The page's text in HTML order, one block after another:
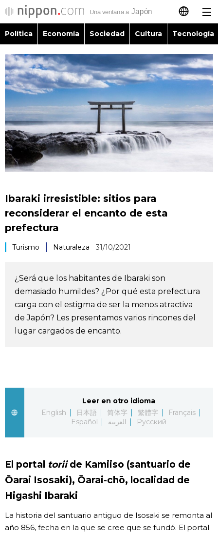
日本語
English
简体字
繁體字
Français
Política
Economía
Sociedad
Tecnología
Vida
Vídeos e imágenes
En profundidad
Fragmentos de Japón
Blog
Tokio
Política Economía Sociedad Cultura Tecnología
Ibaraki irresistible: sitios para
reconsiderar el encanto de esta
prefectura
Turismo Naturaleza 31/10/2021
¿Será que los habitantes de Ibaraki son
demasiado humildes? ¿Por qué esta prefectura
carga con el estigma de ser la menos atractiva
de Japón? Les presentamos varios rincones del
lugar cargados de encanto.
Leer en otro idioma
English
日本語 简体字 繁體字
Français
Español
العربية Русский
El portal toriide Kamiiso (santuario de
Ōarai Isosaki), Ōarai-chō, localidad de
Higashi Ibaraki
La historia del santuario antiguo de Isosaki se remonta al
año 856, fecha en la que se cree que se fundó. El portal